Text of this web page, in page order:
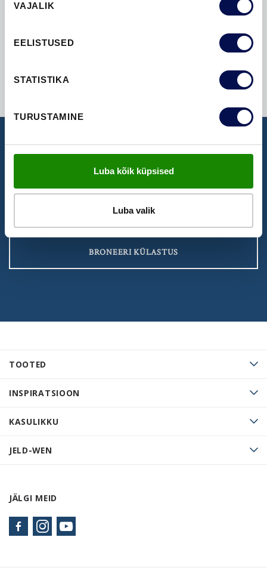
valik
VAJALIK
EELISTUSED
STATISTIKA
TURUSTAMINE
Luba kõik küpsised
Luba valik
TOOTED
INSPIRATSIOON
KASULIKKU
JELD-WEN
JÄLGI MEID
NÄIDISTESAAL
Broneeri aeg Swedoori näidistesaali
BRONEERI KÜLASTUS